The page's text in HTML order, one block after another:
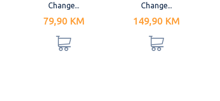
Change...
79,90 KM
Change...
149,90 KM